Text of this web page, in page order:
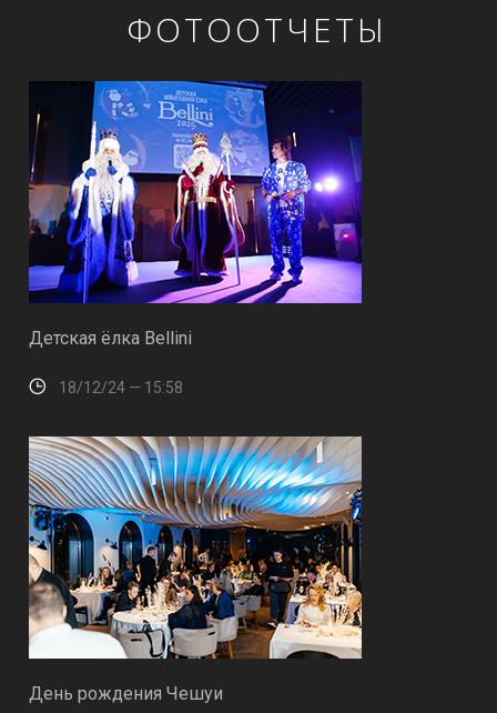
ФОТООТЧЕТЫ
Детская ёлка Bellini
18/12/24 — 15:58
День рождения Чешуи